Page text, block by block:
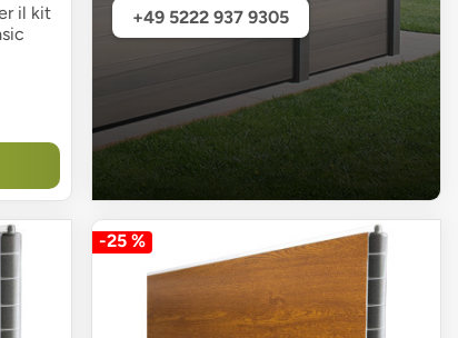
il kit
+49 5222 937 9305
-25 %